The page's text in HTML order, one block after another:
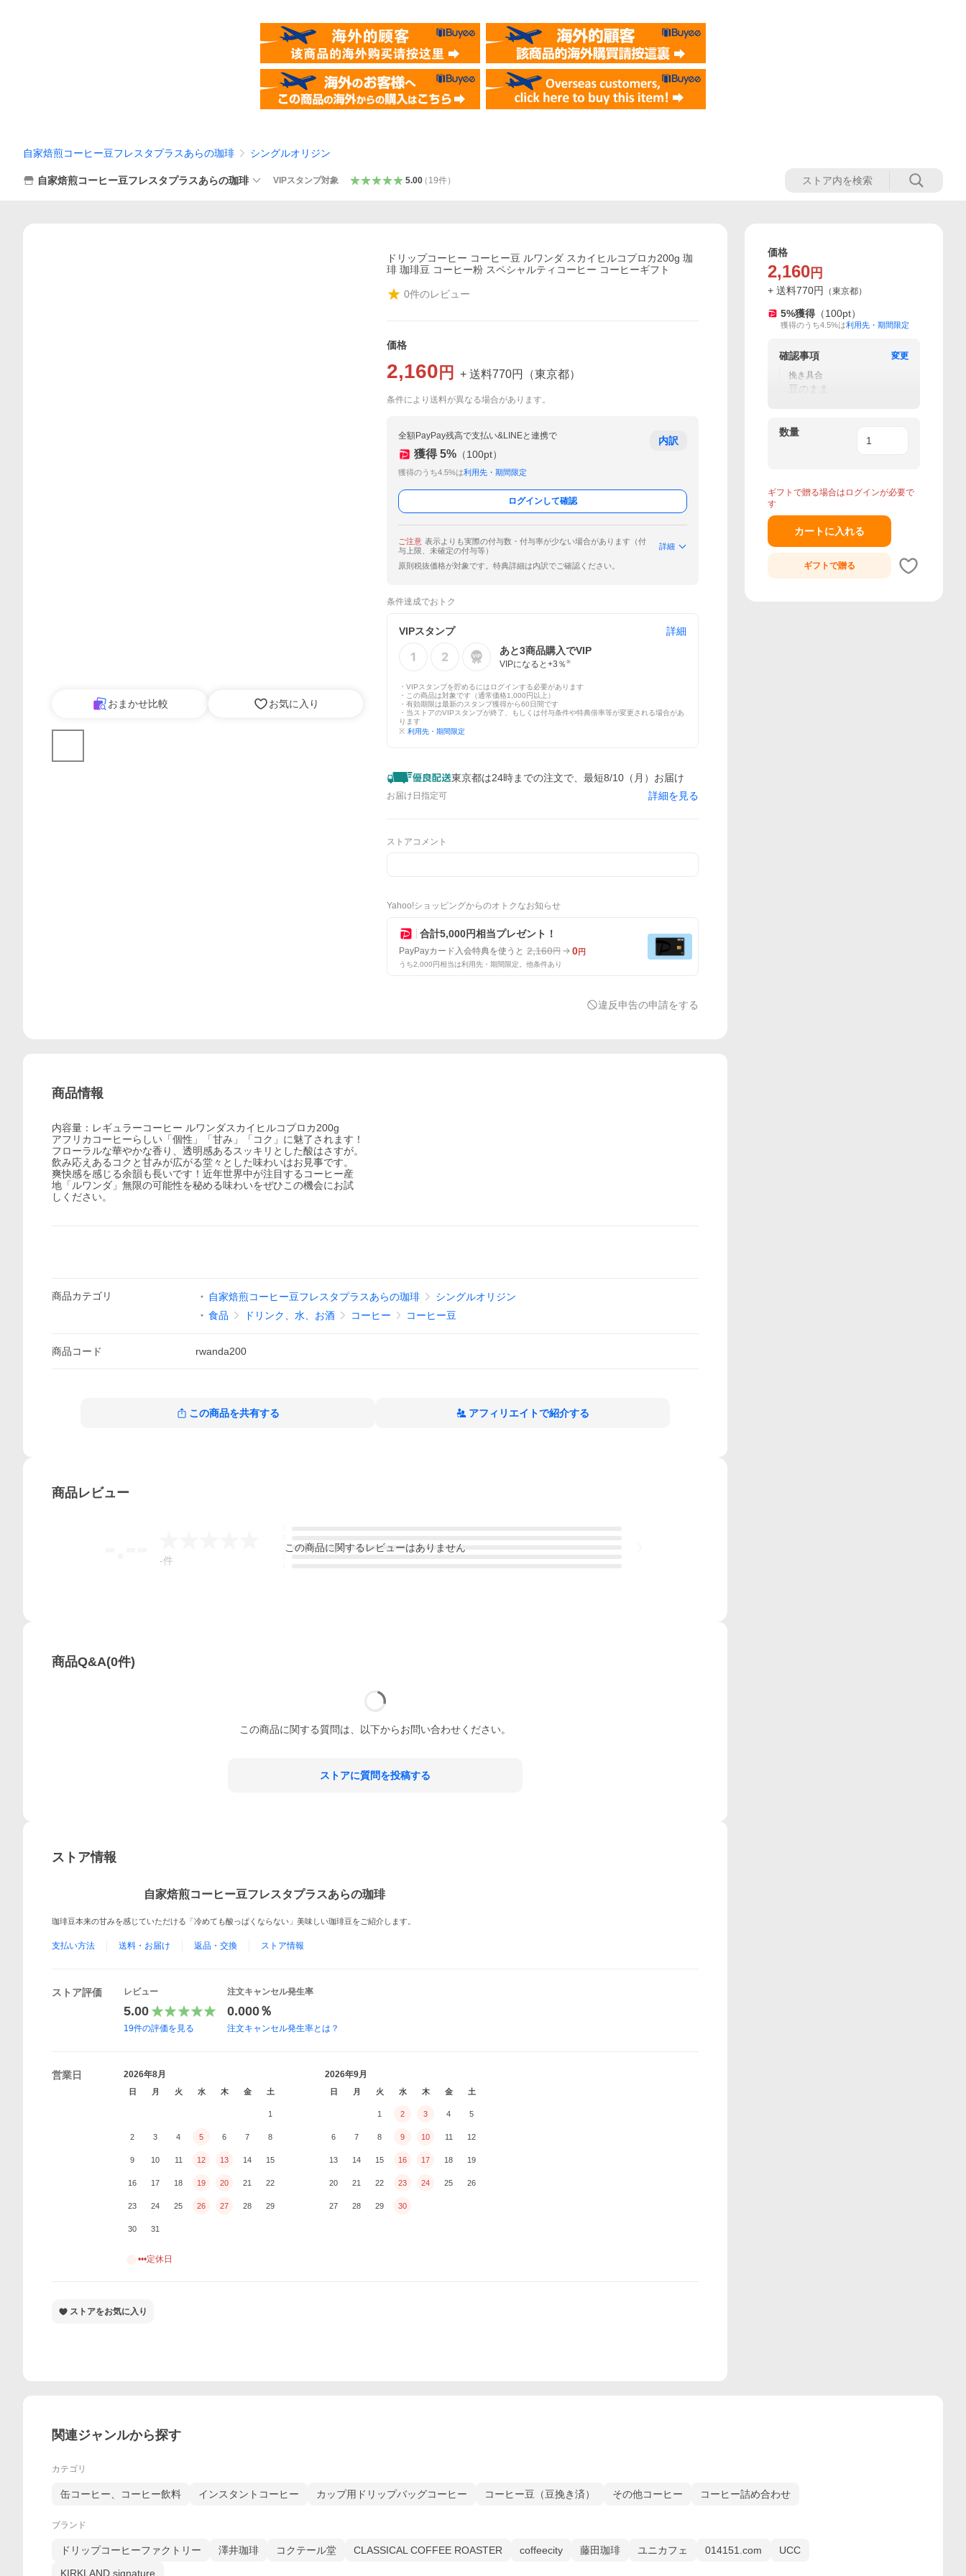
自家焙煎コーヒー豆フレスタプラスあらの珈琲 シングルオリジン
自家焙煎コーヒー豆フレスタプラスあらの珈琲 VIPスタンプ対象 5.00（ 19件）
おまかせ比較 お気に入り
ドリップコーヒー コーヒー豆 ルワンダ スカイヒルコプロカ200g 珈
琲 珈琲豆 コーヒー粉 スペシャルティコーヒー コーヒーギフト
0件のレビュー
価格
2,160 円 + 送料770円 （東京都）
条件により送料が異なる場合があります。
全額PayPay残高で支払い&LINEと連携で
獲得 5% （100pt）
獲得のうち4.5%は利用先・期間限定
内訳
ログインして確認
ご注意 表示よりも実際の付与数・付与率が少ない場合があります（付
与上限、未確定の付与等）
詳細
原則税抜価格が対象です。特典詳細は内訳でご確認ください。
条件達成でおトク
VIPスタンプ
詳細
あと3商品購入でVIP
VIPになると+3 ％ ※
・VIPスタンプを貯めるにはログインする必要があります
・この商品は対象です（通常価格1,000円以上）
・有効期限は最新のスタンプ獲得から60日間です
・当ストアのVIPスタンプが終了、もしくは付与条件や特典倍率等が変更される場合があ
ります
※ 利用先・期間限定
東京都は24時までの注文で、最短8/10（月）お届け
お届け日指定可 詳細を見る
ストアコメント
Yahoo!ショッピングからのオトクなお知らせ
合計5,000円相当プレゼント！
PayPayカード入会特典を使うと 2,160円 0円
うち2,000円相当は利用先・期間限定。他条件あり
違反申告の申請をする
商品情報
内容量：レギュラーコーヒー ルワンダスカイヒルコプロカ200g
アフリカコーヒーらしい「個性」「甘み」「コク」に魅了されます！
フローラルな華やかな香り、透明感あるスッキリとした酸はさすが。
飲み応えあるコクと甘みが広がる堂々とした味わいはお見事です。
爽快感を感じる余韻も長いです！近年世界中が注目するコーヒー産
地「ルワンダ」無限の可能性を秘める味わいをぜひこの機会にお試
しください。
商品カテゴリ 自家焙煎コーヒー豆フレスタプラスあらの珈琲
シングルオリジン
食品
ドリンク、水、お酒 コーヒー コーヒー豆
商品コード rwanda200
この商品を共有する アフィリエイトで紹介する
商品レビュー
-件
この商品に関するレビューはありません
商品Q&A(0件)
この商品に関する質問は、以下からお問い合わせください。
ストアに質問を投稿する
ストア情報
自家焙煎コーヒー豆フレスタプラスあらの珈琲
珈琲豆本来の甘みを感じていただける「冷めても酸っぱくならない」美味しい珈琲豆をご紹介します。
支払い方法 送料・お届け 返品・交換 ストア情報
ストア評価 レビュー
5.00
19件の評価を見る
注文キャンセル発生率
0.000％
注文キャンセル発生率とは？
営業日 2026年8月
日 月 火 水 木 金 土
1
2 3 4 5 6 7 8
9 10 11 12 13 14 15
16 17 18 19 20 21 22
23 24 25 26 27 28 29
30 31
2026年9月
日 月 火 水 木 金 土
1 2 3 4 5
6 7 8 9 10 11 12
13 14 15 16 17 18 19
20 21 22 23 24 25 26
27 28 29 30
•••定休日
ストアをお気に入り
価格
2,160 円
+ 送料770円 （東京都）
5%獲得 （100pt）
獲得のうち4.5%は利用先・期間限定
確認事項
変更
挽き具合
豆のまま
数量
ギフトで贈る場合はログインが必要で
す
カートに入れる
ギフトで贈る
関連ジャンルから探す
カテゴリ
缶コーヒー、コーヒー飲料 インスタントコーヒー カップ用ドリップバッグコーヒー コーヒー豆（豆挽き済） その他コーヒー コーヒー詰め合わせ
ブランド
ドリップコーヒーファクトリー 澤井珈琲 コクテール堂 CLASSICAL COFFEE ROASTER coffeecity 藤田珈琲 ユニカフェ 014151.com
UCC
KIRKLAND signature